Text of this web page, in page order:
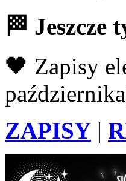
🏁 Jeszcze
🖤 Zapisy
ZAPISY |